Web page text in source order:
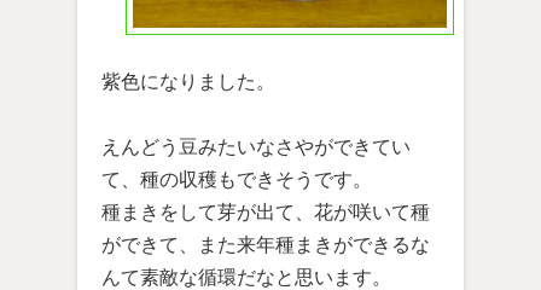
紫色になりました。
えんどう豆みたいなさやができてい
て、種の収穫もできそうです。
種まきをして芽が出て、花が咲いて種
ができて、また来年種まきができるな
んて素敵な循環だなと思います。